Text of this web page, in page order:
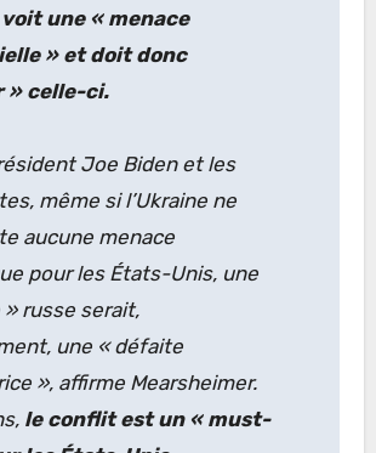
voit une « menace
»et doit donc
»celle-ci.
Joe Biden et les
même si l’Ukraine ne
aucune menace
pour les États-Unis, une
»russe serait,
une « défaite
», affirme Mearsheimer.
le conflit est un « must-